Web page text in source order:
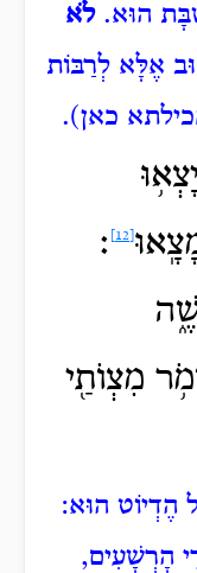
הוּא.לֹא
אֶלָּא לְרַבּוֹת
כאן).
׃
מִצְוֺתַ֖י
הֶדְיוֹט הוּא:
הָרְשָׁעִים,